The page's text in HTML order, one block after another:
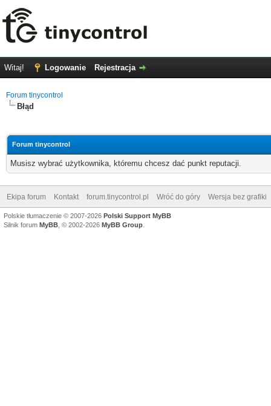
Witaj! Logowanie Rejestracja
Forum tinycontrol
Błąd
Forum tinycontrol
Musisz wybrać użytkownika, któremu chcesz dać punkt reputacji.
Ekipa forum Kontakt forum.tinycontrol.pl Wróć do góry Wersja bez grafiki
Polskie tłumaczenie © 2007-2026 Polski Support MyBB
Silnik forum MyBB , © 2002-2026 MyBB Group